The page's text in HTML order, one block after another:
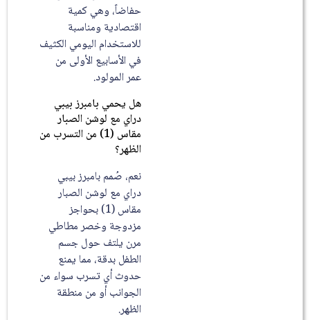
حفاضاً، وهي كمية
اقتصادية ومناسبة
للاستخدام اليومي الكثيف
في الأسابيع الأولى من
عمر المولود.
هل يحمي بامبرز بيبي
دراي مع لوشن الصبار
مقاس (1) من التسرب من
الظهر؟
نعم، صُمم بامبرز بيبي
دراي مع لوشن الصبار
مقاس (1) بحواجز
مزدوجة وخصر مطاطي
مرن يلتف حول جسم
الطفل بدقة، مما يمنع
حدوث أي تسرب سواء من
الجوانب أو من منطقة
الظهر.